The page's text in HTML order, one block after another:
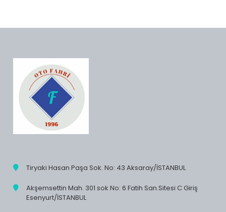
Tiryaki Hasan Paşa Sok. No: 43 Aksaray/İSTANBUL
Akşemsettin Mah. 301 sok No: 6 Fatih San.Sitesi C Giriş
Esenyurt/İSTANBUL